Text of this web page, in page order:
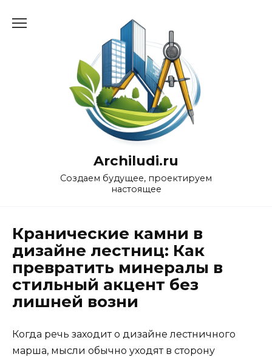
Archiludi.ru
Создаем будущее, проектируем
настоящее
Кранические камни в
дизайне лестниц: Как
превратить минералы в
стильный акцент без
лишней возни
Когда речь заходит о дизайне лестничного
марша, мысли обычно уходят в сторону